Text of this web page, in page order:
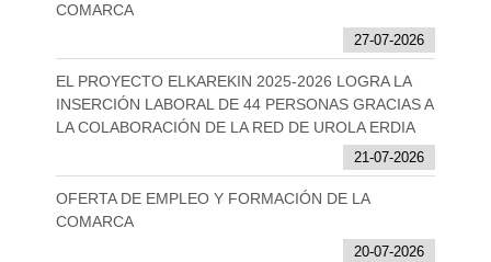
COMARCA
27-07-2026
EL PROYECTO ELKAREKIN 2025-2026 LOGRA LA
INSERCIÓN LABORAL DE 44 PERSONAS GRACIAS A
LA COLABORACIÓN DE LA RED DE UROLA ERDIA
21-07-2026
OFERTA DE EMPLEO Y FORMACIÓN DE LA
COMARCA
20-07-2026